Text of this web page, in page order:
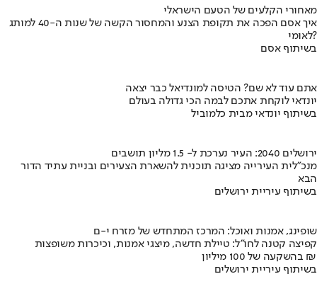
מאחורי הקלעים של הטעם הישראלי
איך אסם הפכה את תקופת הצנע והמחסור הקשה של שנות ה-40 למותג
לאומי?
בשיתוף אסם
אתם עוד לא שם? הטיסה למונדיאל כבר יצאה
יונדאי לוקחת אתכם לבמה הכי גדולה בעולם
בשיתוף יונדאי מבית כלמוביל
ירושלים 2040: העיר נערכת ל- 1.5 מליון תושבים
מנכ"לית העירייה מציגה תוכנית להשארת הצעירים ובניית עתיד הדור
הבא
בשיתוף עיריית ירושלים
שופינג, אמנות ואוכל: המרכז המתחדש של מזרח י-ם
קפיצה קטנה לחו"ל: טיילת חדשה, מיצגי אמנות, וכיכרות משופצות
בהשקעה של 100 מיליון ₪
בשיתוף עיריית ירושלים